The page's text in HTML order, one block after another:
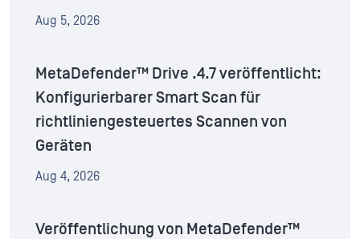
Aug 5, 2026
MetaDefender™ Drive .4.7 veröffentlicht:
Konfigurierbarer Smart Scan für
richtliniengesteuertes Scannen von
Geräten
Aug 4, 2026
Veröffentlichung von MetaDefender™